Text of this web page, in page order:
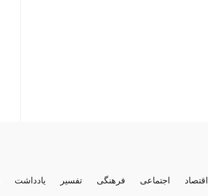
اقتصاد اجتماعی فرهنگی تفسیر یادداشت